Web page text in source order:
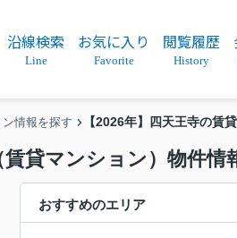
沿線検索
Line
お気に入り
Favorite
閲覧履歴
History
情報を探す 【2026年】四天王寺の賃
賃貸マンション）物件情
おすすめのエリア